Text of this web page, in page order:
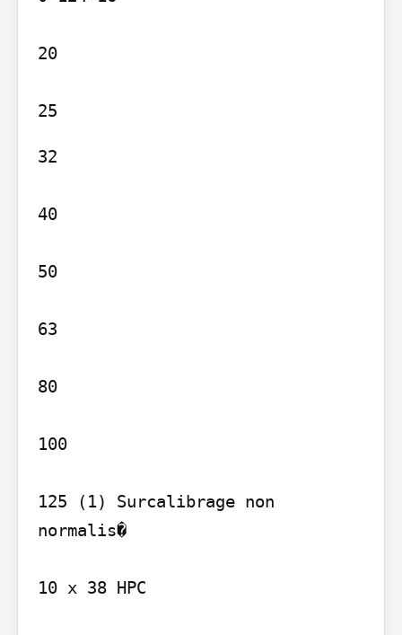
20
32
40
50
63
80
100
125 (1) Surcalibrage non
normalis�
10 x 38 HPC